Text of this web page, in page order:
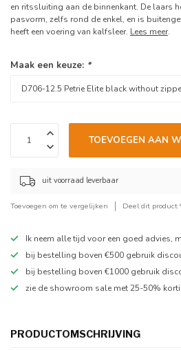
en ritssluiting aan de binnenkant. De laars
pasvorm, zelfs rond de enkel, en is
heeft een voering van kalfsleer. Lees meer.
Maak een keuze: *
TOEVOEGEN AAN
uit voorraad leverbaar
Toevoegen om te vergelijken Deel dit product
Ik neem alle tijd voor een goed advies,
bij bestelling boven €500 gebruik
bij bestelling boven €1000 gebruik
zie de showroom sale met 25-50%
PRODUCTOMSCHRIJVING